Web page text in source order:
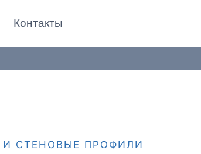
Контакты
СТЕНОВЫЕ ПРОФИЛИ